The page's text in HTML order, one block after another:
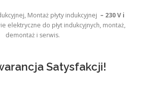
Montaż płyty indukcyjnej – 230 V i
elektryczne do płyt indukcyjnych, montaż,
demontaż i serwis.
Satysfakcji!